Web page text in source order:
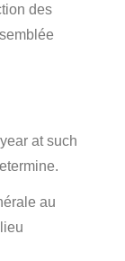
des
at such
au